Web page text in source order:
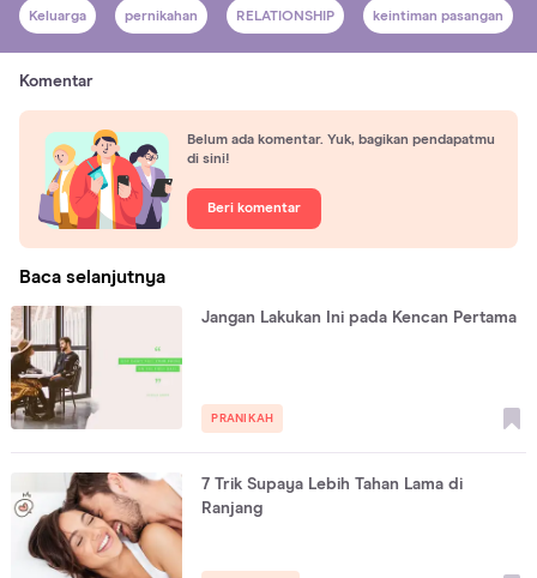
Keluarga pernikahan RELATIONSHIP keintiman pasangan
Komentar
Belum ada komentar. Yuk, bagikan pendapatmu
di sini!
Beri komentar
Baca selanjutnya
Jangan Lakukan Ini pada Kencan Pertama
PRANIKAH
7 Trik Supaya Lebih Tahan Lama di
Ranjang